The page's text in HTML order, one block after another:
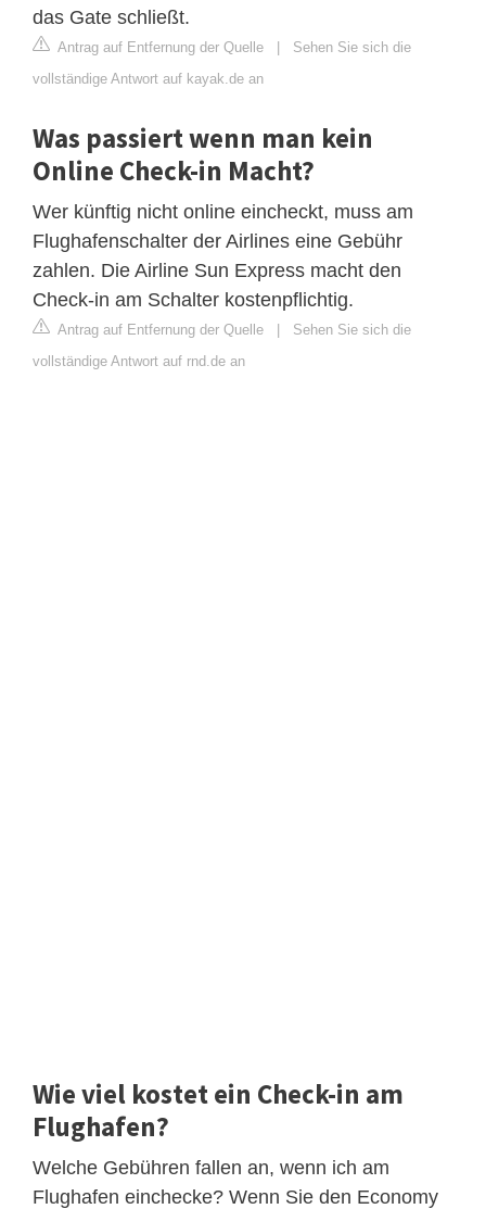
das Gate schließt.
Antrag auf Entfernung der Quelle | Sehen Sie sich die
vollständige Antwort auf kayak.de an
Was passiert wenn man kein
Online Check-in Macht?
Wer künftig nicht online eincheckt, muss am
Flughafenschalter der Airlines eine Gebühr
zahlen. Die Airline Sun Express macht den
Check-in am Schalter kostenpflichtig.
Antrag auf Entfernung der Quelle | Sehen Sie sich die
vollständige Antwort auf rnd.de an
Wie viel kostet ein Check-in am
Flughafen?
Welche Gebühren fallen an, wenn ich am
Flughafen einchecke? Wenn Sie den Economy